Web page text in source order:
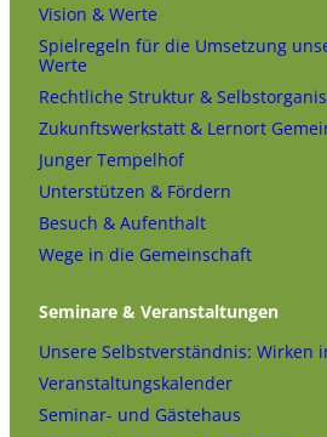
Vision & Werte
Spielregeln für die Umsetzung
Werte
Rechtliche Struktur &
Zukunftswerkstatt & Lernort
Junger Tempelhof
Unterstützen & Fördern
Besuch & Aufenthalt
Wege in die Gemeinschaft
Seminare & Veranstaltungen
Unsere Selbstverständnis: Wirken
Veranstaltungskalender
Seminar- und Gästehaus